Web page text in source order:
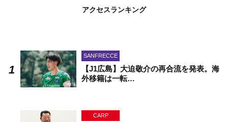
アクセスランキング
SANFRECCE
【J1広島】大迫敬介の再合流を発表。海
外移籍は一転…
CARP